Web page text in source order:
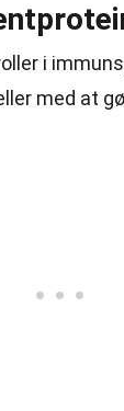
i
med at